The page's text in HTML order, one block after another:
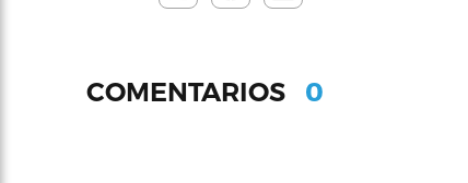
COMENTARIOS 0